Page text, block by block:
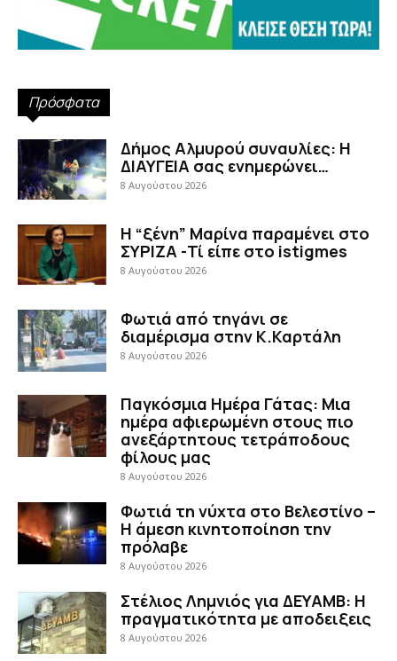
Πρόσφατα
Δήμος Αλμυρού συναυλίες: Η
ΔΙΑΥΓΕΙΑ σας ενημερώνει…
8 Αυγούστου 2026
Η “ξένη” Μαρίνα παραμένει στο
ΣΥΡΙΖΑ -Τί είπε στο istigmes
8 Αυγούστου 2026
Φωτιά από τηγάνι σε
διαμέρισμα στην Κ.Καρτάλη
8 Αυγούστου 2026
Παγκόσμια Ημέρα Γάτας: Μια
ημέρα αφιερωμένη στους πιο
ανεξάρτητους τετράποδους
φίλους μας
8 Αυγούστου 2026
Φωτιά τη νύχτα στο Βελεστίνο –
Η άμεση κινητοποίηση την
πρόλαβε
8 Αυγούστου 2026
Στέλιος Λημνιός για ΔΕΥΑΜΒ: Η
πραγματικότητα με αποδειξεις
8 Αυγούστου 2026